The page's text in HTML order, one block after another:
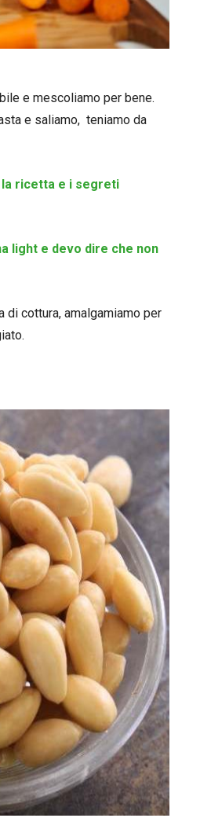
e mescoliamo per bene.
e saliamo, teniamo da
la ricetta e i segreti
light e devo dire che non
di cottura, amalgamiamo per